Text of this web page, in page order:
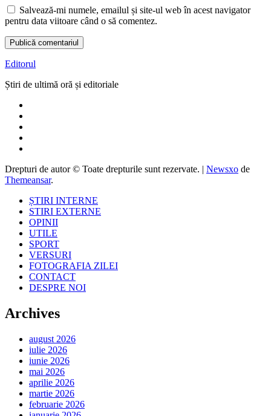
Salvează-mi numele, emailul și site-ul web în acest navigator
pentru data viitoare când o să comentez.
Editorul
Știri de ultimă oră și editoriale
Drepturi de autor © Toate drepturile sunt rezervate. | Newsxo de
Themeansar.
ȘTIRI INTERNE
STIRI EXTERNE
OPINII
UTILE
SPORT
VERSURI
FOTOGRAFIA ZILEI
CONTACT
DESPRE NOI
Archives
august 2026
iulie 2026
iunie 2026
mai 2026
aprilie 2026
martie 2026
februarie 2026